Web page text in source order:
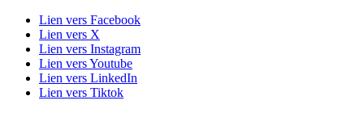
Lien vers Facebook
Lien vers X
Lien vers Instagram
Lien vers Youtube
Lien vers LinkedIn
Lien vers Tiktok